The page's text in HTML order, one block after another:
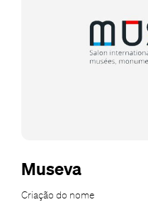
Museva
Criação do nome